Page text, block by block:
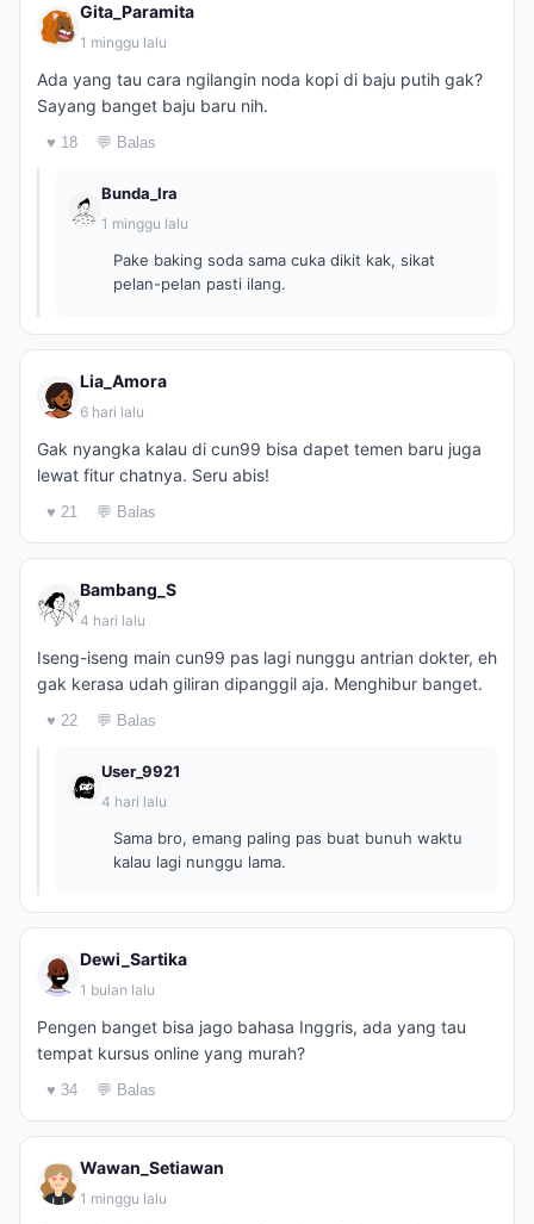
Gita_Paramita
1 minggu lalu
Ada yang tau cara ngilangin noda kopi di baju putih gak?
Sayang banget baju baru nih.
♥ 18 💬 Balas
Bunda_Ira
1 minggu lalu
Pake baking soda sama cuka dikit kak, sikat
pelan-pelan pasti ilang.
Lia_Amora
6 hari lalu
Gak nyangka kalau di cun99 bisa dapet temen baru juga
lewat fitur chatnya. Seru abis!
♥ 21 💬 Balas
Bambang_S
4 hari lalu
Iseng-iseng main cun99 pas lagi nunggu antrian dokter, eh
gak kerasa udah giliran dipanggil aja. Menghibur banget.
♥ 22 💬 Balas
User_9921
4 hari lalu
Sama bro, emang paling pas buat bunuh waktu
kalau lagi nunggu lama.
Dewi_Sartika
1 bulan lalu
Pengen banget bisa jago bahasa Inggris, ada yang tau
tempat kursus online yang murah?
♥ 34 💬 Balas
Wawan_Setiawan
1 minggu lalu